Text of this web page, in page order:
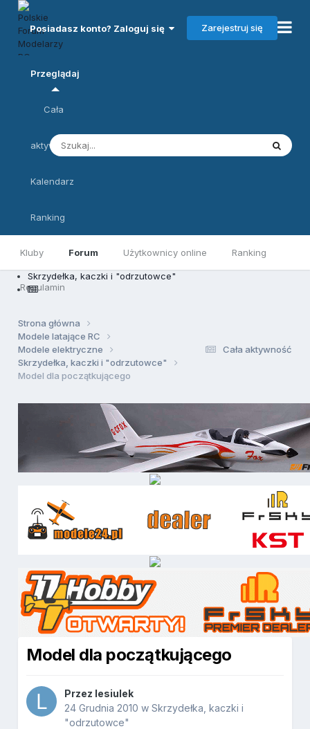
Posiadasz konto? Zaloguj się Zarejestruj się
Przeglądaj
Kluby Forum Użytkownicy online Ranking
Regulamin
Cała
aktywność
Kalendarz
Ranking
Skrzydełka, kaczki i "odrzutowce"
Cała aktywność
Strona główna
Modele latające RC
Modele elektryczne
Skrzydełka, kaczki i "odrzutowce"
Model dla początkującego
Model dla początkującego
Przez lesiulek
24 Grudnia 2010 wSkrzydełka, kaczki i
"odrzutowce"